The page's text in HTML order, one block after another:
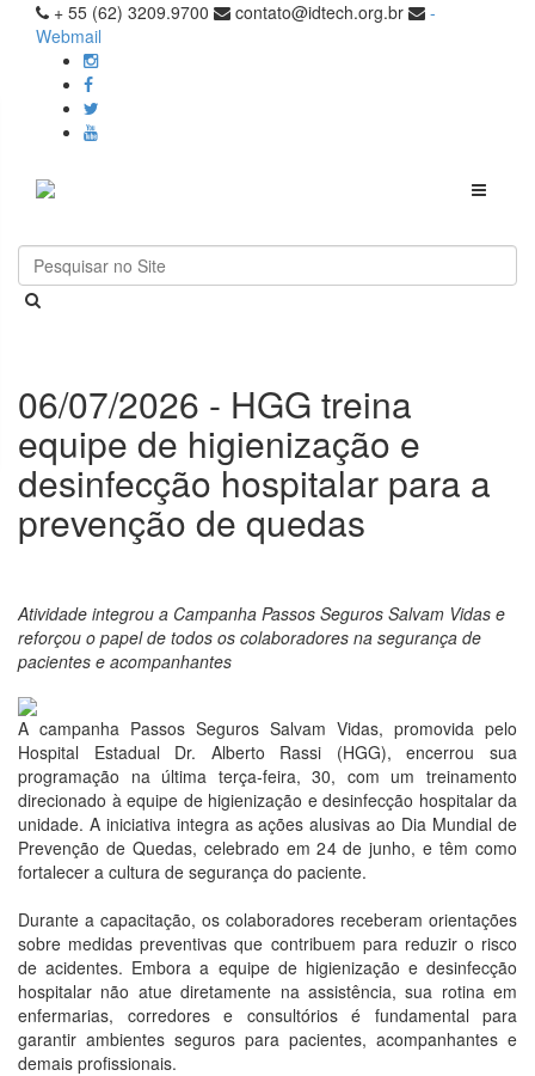
+ 55 (62) 3209.9700 contato@idtech.org.br
-
Webmail
Toggle
06/07/2026 - HGG treina
equipe de higienização e
desinfecção hospitalar para a
prevenção de quedas
Atividade integrou a Campanha Passos Seguros Salvam Vidas e
reforçou o papel de todos os colaboradores na segurança de
pacientes e acompanhantes
A campanha Passos Seguros Salvam Vidas, promovida pelo
Hospital Estadual Dr. Alberto Rassi (HGG), encerrou sua
programação na última terça-feira, 30, com um treinamento
direcionado à equipe de higienização e desinfecção hospitalar da
unidade. A iniciativa integra as ações alusivas ao Dia Mundial de
Prevenção de Quedas, celebrado em 24 de junho, e têm como
fortalecer a cultura de segurança do paciente.
Durante a capacitação, os colaboradores receberam orientações
sobre medidas preventivas que contribuem para reduzir o risco
de acidentes. Embora a equipe de higienização e desinfecção
hospitalar não atue diretamente na assistência, sua rotina em
enfermarias, corredores e consultórios é fundamental para
garantir ambientes seguros para pacientes, acompanhantes e
demais profissionais.